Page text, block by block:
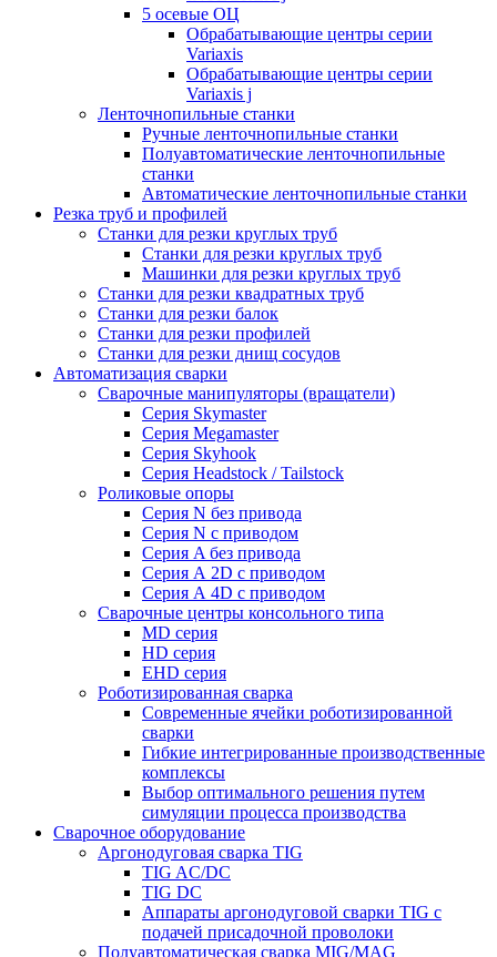
5 осевые ОЦ
Обрабатывающие центры серии
Variaxis
Обрабатывающие центры серии
Variaxis j
Ленточнопильные станки
Ручные ленточнопильные станки
Полуавтоматические ленточнопильные
станки
Автоматические ленточнопильные станки
Резка труб и профилей
Станки для резки круглых труб
Станки для резки круглых труб
Машинки для резки круглых труб
Станки для резки квадратных труб
Станки для резки балок
Станки для резки профилей
Станки для резки днищ сосудов
Автоматизация сварки
Сварочные манипуляторы (вращатели)
Серия Skymaster
Серия Megamaster
Серия Skyhook
Серия Headstock / Tailstock
Роликовые опоры
Серия N без привода
Серия N с приводом
Серия A без привода
Серия А 2D с приводом
Серия А 4D с приводом
Сварочные центры консольного типа
MD серия
HD серия
EHD серия
Роботизированная сварка
Современные ячейки роботизированной
сварки
Гибкие интегрированные производственные
комплексы
Выбор оптимального решения путем
симуляции процесса производства
Сварочное оборудование
Аргонодуговая сварка TIG
TIG AC/DC
TIG DC
Аппараты аргонодуговой сварки TIG с
подачей присадочной проволоки
Полуавтоматическая сварка MIG/MAG